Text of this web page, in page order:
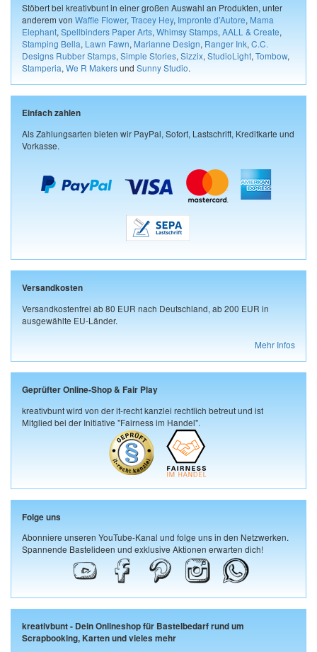
Stöbert bei kreativbunt in einer großen Auswahl an Produkten, unter
anderem von Waffle Flower, Tracey Hey, Impronte d'Autore, Mama
Elephant, Spellbinders Paper Arts, Whimsy Stamps, AALL & Create,
Stamping Bella, Lawn Fawn, Marianne Design, Ranger Ink, C.C.
Designs Rubber Stamps, Simple Stories, Sizzix, StudioLight, Tombow,
Stamperia, We R Makersund Sunny Studio.
Einfach zahlen
Als Zahlungsarten bieten wir PayPal, Sofort, Lastschrift, Kreditkarte und
Vorkasse.
Versandkosten
Versandkostenfrei ab 80 EUR nach Deutschland, ab 200 EUR in
ausgewählte EU-Länder.
Mehr Infos
Geprüfter Online-Shop & Fair Play
kreativbunt wird von der it-recht kanzlei rechtlich betreut und ist
Mitglied bei der Initiative "Fairness im Handel".
Folge uns
Abonniere unseren YouTube-Kanal und folge uns in den Netzwerken.
Spannende Bastelideen und exklusive Aktionen erwarten dich!
kreativbunt - Dein Onlineshop für Bastelbedarf rund um
Scrapbooking, Karten und vieles mehr